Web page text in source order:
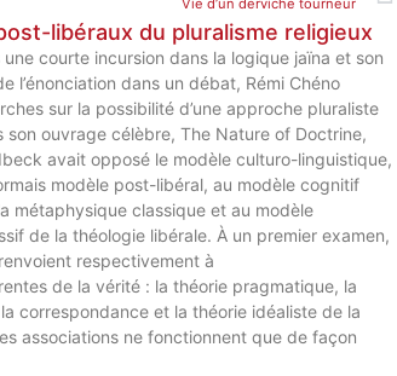
Vie d’un derviche tourneur
libéraux du pluralisme religieux
une courte incursion dans la logique jaïna et son
l’énonciation dans un débat, Rémi Chéno
sur la possibilité d’une approche pluraliste
son ouvrage célèbre, The Nature of Doctrine,
avait opposé le modèle culturo-linguistique,
modèle post-libéral, au modèle cognitif
métaphysique classique et au modèle
de la théologie libérale. À un premier examen,
respectivement à
de la vérité : la théorie pragmatique, la
correspondance et la théorie idéaliste de la
associations ne fonctionnent que de façon